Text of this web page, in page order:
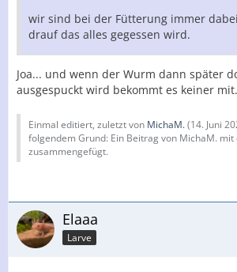
wir sind bei der Fütterung immer
drauf das alles gegessen wird.
Joa... und wenn der Wurm dann später
ausgespuckt wird bekommt es keiner
Einmal editiert, zuletzt von MichaM.(14. Juni
folgendem Grund: Ein Beitrag von MichaM.
zusammengefügt.
Elaaa
Larve